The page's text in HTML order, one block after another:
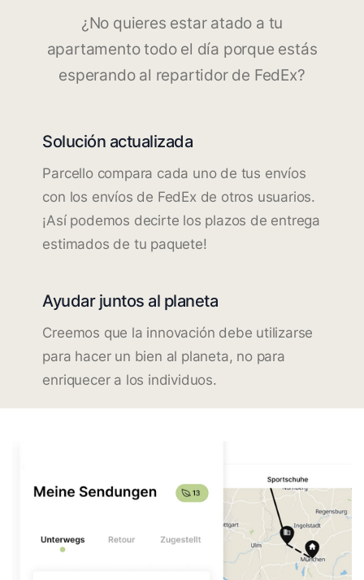
¿No quieres estar atado a tu
apartamento todo el día porque estás
esperando al repartidor de FedEx?
Solución actualizada
Parcello compara cada uno de tus envíos
con los envíos de FedEx de otros usuarios.
¡Así podemos decirte los plazos de entrega
estimados de tu paquete!
Ayudar juntos al planeta
Creemos que la innovación debe utilizarse
para hacer un bien al planeta, no para
enriquecer a los individuos.